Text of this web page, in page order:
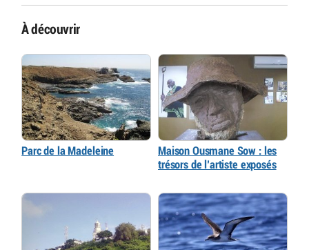
À découvrir
Parc de la Madeleine
Maison Ousmane Sow : les
trésors de l’artiste exposés